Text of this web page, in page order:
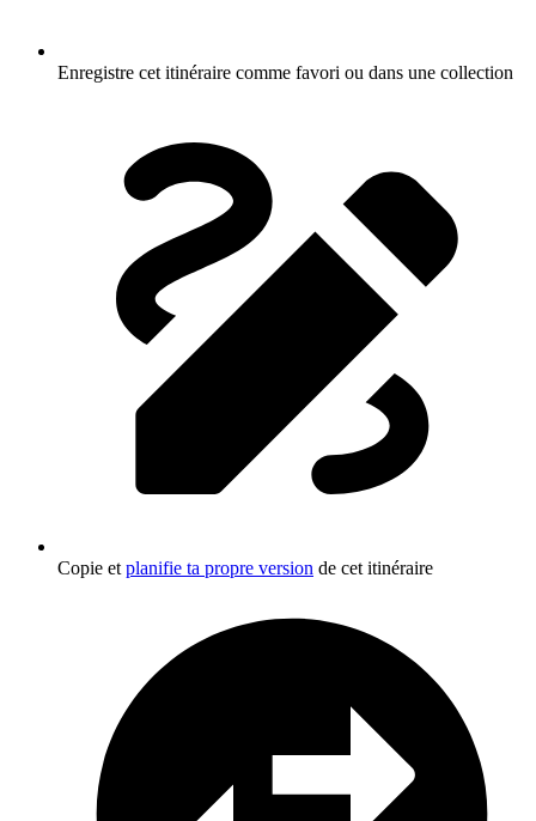
Enregistre cet itinéraire comme favori ou dans une collection
Copie et planifie ta propre version de cet itinéraire